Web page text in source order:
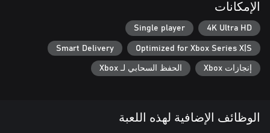
الإمكانات
4K Ultra HD
Single player
Optimized for Xbox Series X|S
Smart Delivery
إنجازات Xbox الحفظ السحابي لـ Xbox
الوظائف الإضافية لهذه اللعبة